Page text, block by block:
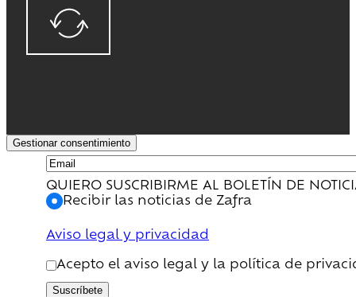
Gestionar consentimiento
QUIERO SUSCRIBIRME AL BOLETÍN DE
Recibir las noticias de Zafra
Aviso legal y privacidad
Acepto el aviso legal y la política de
Suscríbete